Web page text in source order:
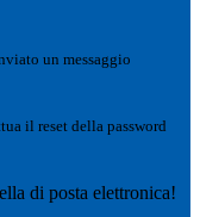
un messaggio
il reset della password
di posta elettronica!